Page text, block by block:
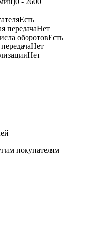
0 - 2600
Есть
передачаНет
оборотовЕсть
Нет
Нет
покупателям